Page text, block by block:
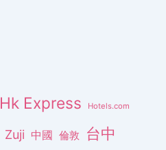
Hk Express Hotels.com
Zuji 中國 倫敦 台中